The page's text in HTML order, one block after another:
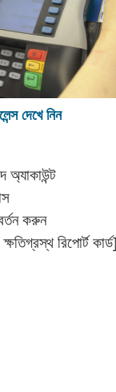
দেখে নিন
করুন
রিপোর্ট কার্ড]